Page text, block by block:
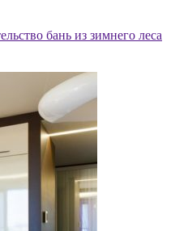
бань из зимнего леса